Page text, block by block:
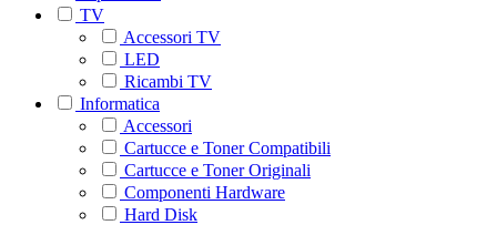
TV
Accessori TV
LED
Ricambi TV
Informatica
Accessori
Cartucce e Toner Compatibili
Cartucce e Toner Originali
Componenti Hardware
Hard Disk